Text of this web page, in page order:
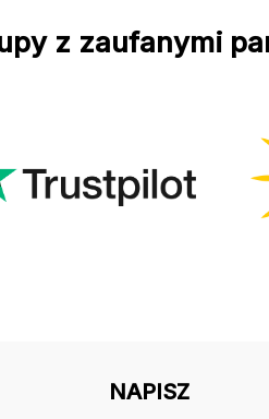
z zaufanymi
NAPISZ